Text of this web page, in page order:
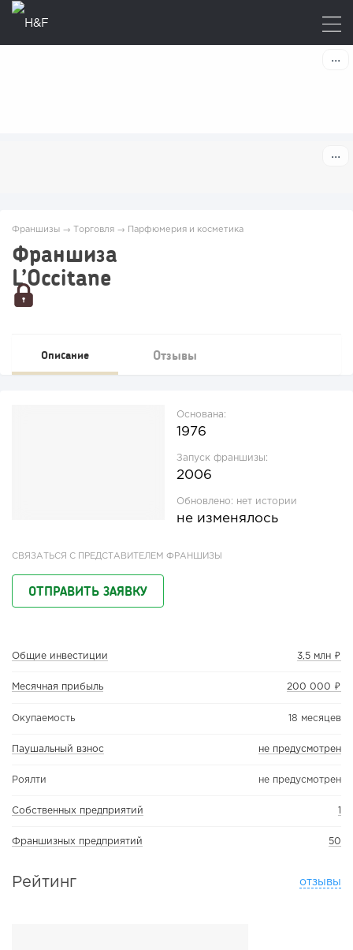
Франшизы → Торговля → Парфюмерия и косметика
Франшиза
L’Occitane
Описание Отзывы
Основана:
1976
Запуск франшизы:
2006
Обновлено: нет истории
не изменялось
СВЯЗАТЬСЯ С ПРЕДСТАВИТЕЛЕМ ФРАНШИЗЫ
ОТПРАВИТЬ ЗАЯВКУ
Общие инвестиции 3,5 млн ₽
Месячная прибыль 200 000 ₽
Окупаемость 18 месяцев
Паушальный взнос не предусмотрен
Роялти не предусмотрен
Собственных предприятий 1
Франшизных предприятий 50
Рейтинг отзывы